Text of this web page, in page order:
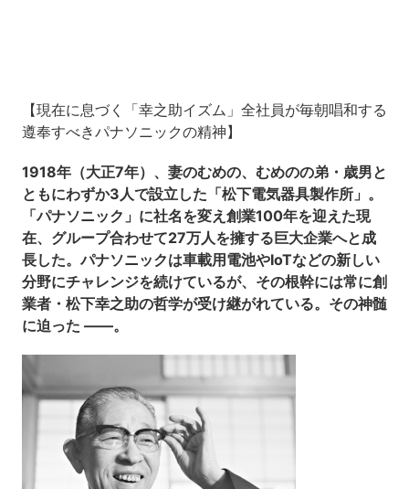
【現在に息づく「幸之助イズム」全社員が毎朝唱和する
遵奉すべきパナソニックの精神】
1918年（大正7年）、妻のむめの、むめのの弟・歳男と
ともにわずか3人で設立した「松下電気器具製作所」。
「パナソニック」に社名を変え創業100年を迎えた現
在、グループ合わせて27万人を擁する巨大企業へと成
長した。パナソニックは車載用電池やIoTなどの新しい
分野にチャレンジを続けているが、その根幹には常に創
業者・松下幸之助の哲学が受け継がれている。その神髄
に迫った ――。